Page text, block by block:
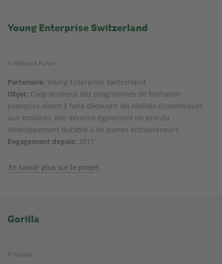
Young Enterprise Switzerland
© Rebecca Pulver
Partenaire: Young Enterprise Switzerland
Objet: Coop promeut des programmes de formation
pratiques visant à faire découvrir les réalités économiques
aux scolaires; elle décerne également un prix du
développement durable à de jeunes entrepreneurs.
Engagement depuis: 2011
En savoir plus sur le projet
Gorilla
© Gorilla